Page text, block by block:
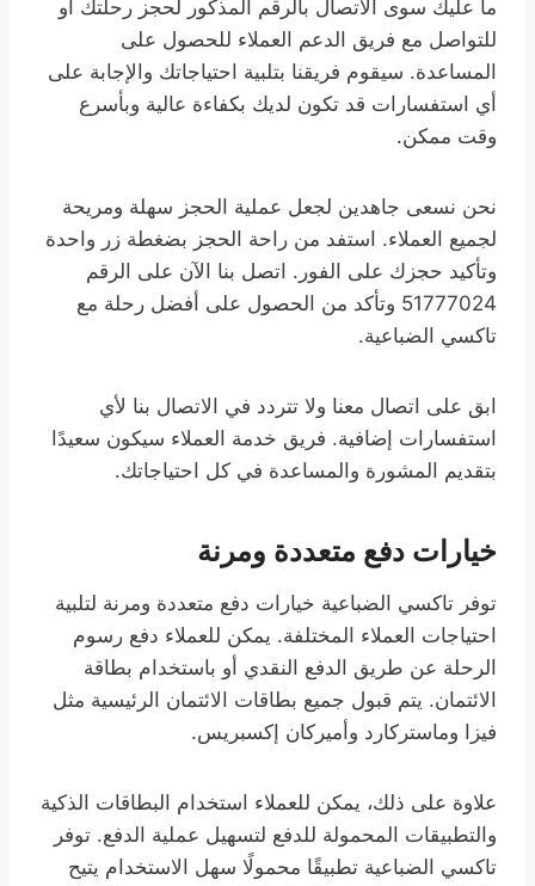
ما عليك سوى الاتصال بالرقم المذكور لحجز رحلتك أو
للتواصل مع فريق الدعم العملاء للحصول على
المساعدة. سيقوم فريقنا بتلبية احتياجاتك والإجابة على
أي استفسارات قد تكون لديك بكفاءة عالية وبأسرع
وقت ممكن.
نحن نسعى جاهدين لجعل عملية الحجز سهلة ومريحة
لجميع العملاء. استفد من راحة الحجز بضغطة زر واحدة
وتأكيد حجزك على الفور. اتصل بنا الآن على الرقم
51777024 وتأكد من الحصول على أفضل رحلة مع
تاكسي الضباعية.
ابق على اتصال معنا ولا تتردد في الاتصال بنا لأي
استفسارات إضافية. فريق خدمة العملاء سيكون سعيدًا
بتقديم المشورة والمساعدة في كل احتياجاتك.
خيارات دفع متعددة ومرنة
توفر تاكسي الضباعية خيارات دفع متعددة ومرنة لتلبية
احتياجات العملاء المختلفة. يمكن للعملاء دفع رسوم
الرحلة عن طريق الدفع النقدي أو باستخدام بطاقة
الائتمان. يتم قبول جميع بطاقات الائتمان الرئيسية مثل
فيزا وماستركارد وأميركان إكسبريس.
علاوة على ذلك، يمكن للعملاء استخدام البطاقات الذكية
والتطبيقات المحمولة للدفع لتسهيل عملية الدفع. توفر
تاكسي الضباعية تطبيقًا محمولًا سهل الاستخدام يتيح